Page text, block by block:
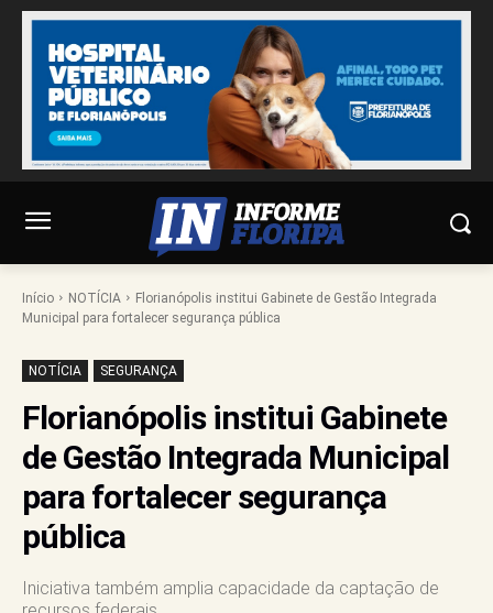
Início NOTÍCIA
Florianópolis institui Gabinete de Gestão Integrada
Municipal para fortalecer segurança pública
NOTÍCIA SEGURANÇA
Florianópolis institui Gabinete
de Gestão Integrada Municipal
para fortalecer segurança
pública
Iniciativa também amplia capacidade da captação de